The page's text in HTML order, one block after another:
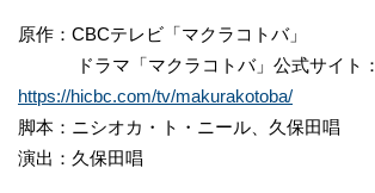
原作：CBCテレビ「マクラコトバ」
ドラマ「マクラコトバ」公式サイト：
https://hicbc.com/tv/makurakotoba/
脚本：ニシオカ・ト・ニール、久保田唱
演出：久保田唱